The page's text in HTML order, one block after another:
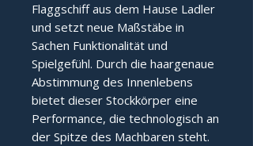
Flaggschiff aus dem Hause Ladler
und setzt neue Maßstäbe in
Sachen Funktionalität und
Spielgefühl. Durch die haargenaue
Abstimmung des Innenlebens
bietet dieser Stockkörper eine
Performance, die technologisch an
der Spitze des Machbaren steht.